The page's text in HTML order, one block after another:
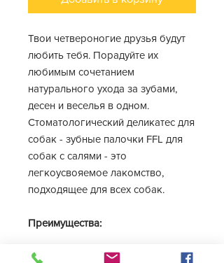
Твои четвероногие друзья будут
любить тебя. Порадуйте их
любимым сочетанием
натурального ухода за зубами,
десен и веселья в одном.
Стоматологический деликатес для
собак - зубные палочки FFL для
собак с салями - это
легкоусвояемое лакомство,
подходящее для всех собак.
Преимущества:
Помогает ухаживать за зубами